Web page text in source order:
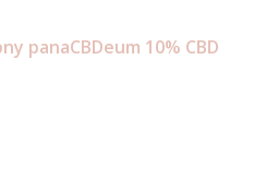
panaCBDeum 10% CBD